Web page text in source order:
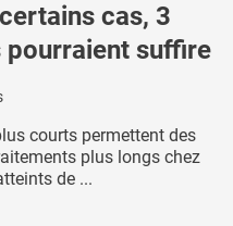
cas, 3
pourraient suffire
courts permettent des
plus longs chez
de ...